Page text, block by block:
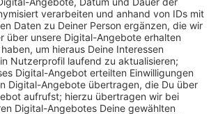
Büros und Wohnungen bieten. Im
jeweils Ladenlokale vorgesehen. Mit
und einem Elektronikmarkt hat die
dafür auch bereits zwei Ankermieter
sollen Grünflächen, Dachgärten
das Zentrum aufwerten. Auch
eine große Rolle: Geplant sind